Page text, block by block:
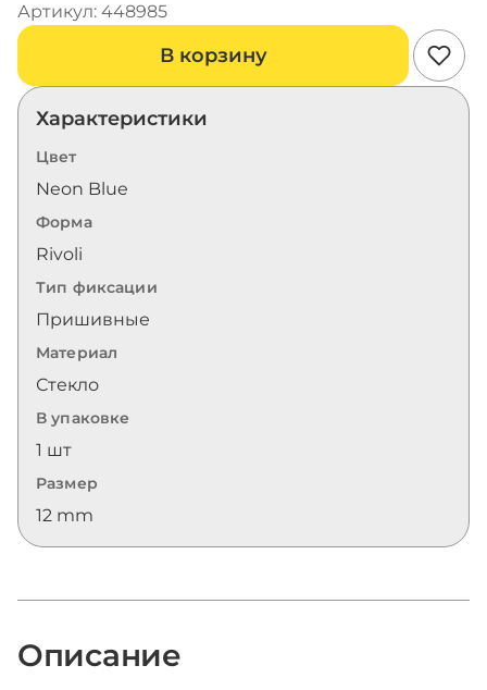
Артикул: 448985
В корзину
Характеристики
Цвет
Neon Blue
Форма
Rivoli
Тип фиксации
Пришивные
Материал
Стекло
В упаковке
1 шт
Размер
12 mm
Описание